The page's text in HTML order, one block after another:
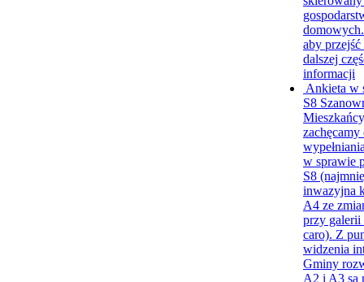
aby przejść
dalszej
informacji
Ankieta w
S8
zachęcamy
w sprawie
S8
inwazyjna
A4 ze
przy galerii
caro). Z
widzenia
Gminy
A2 i A3 są